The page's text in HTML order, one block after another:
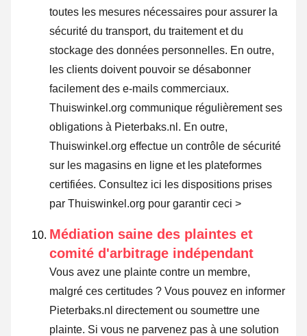
toutes les mesures nécessaires pour assurer la
sécurité du transport, du traitement et du
stockage des données personnelles. En outre,
les clients doivent pouvoir se désabonner
facilement des e-mails commerciaux.
Thuiswinkel.org communique régulièrement ses
obligations à Pieterbaks.nl. En outre,
Thuiswinkel.org effectue un contrôle de sécurité
sur les magasins en ligne et les plateformes
certifiées. Consultez ici les dispositions prises
par Thuiswinkel.org pour garantir ceci >
Médiation saine des plaintes et
comité d'arbitrage indépendant
Vous avez une plainte contre un membre,
malgré ces certitudes ? Vous pouvez en informer
Pieterbaks.nl directement ou soumettre une
plainte. Si vous ne parvenez pas à une solution